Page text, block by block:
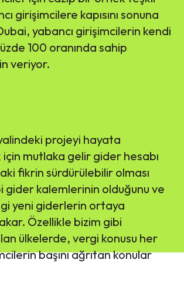
girişimcilere kapısını sonuna
yabancı girişimcilerin kendi
100 oranında sahip
veriyor.
projeyi hayata
mutlaka gelir gider hesabı
fikrin sürdürülebilir olması
gider kalemlerinin olduğunu ve
yeni giderlerin ortaya
Özellikle bizim gibi
ülkelerde, vergi konusu her
başını ağrıtan konular